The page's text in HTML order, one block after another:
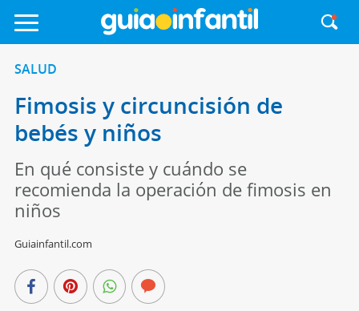
SALUD
Fimosis y circuncisión de
bebés y niños
En qué consiste y cuándo se
recomienda la operación de fimosis en
niños
Guiainfantil.com